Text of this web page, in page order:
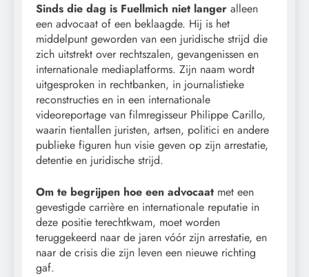
Sinds die dag is Fuellmich niet langer alleen
een advocaat of een beklaagde. Hij is het
middelpunt geworden van een juridische strijd die
zich uitstrekt over rechtszalen, gevangenissen en
internationale mediaplatforms. Zijn naam wordt
uitgesproken in rechtbanken, in journalistieke
reconstructies en in een internationale
videoreportage van filmregisseur Philippe Carillo,
waarin tientallen juristen, artsen, politici en andere
publieke figuren hun visie geven op zijn arrestatie,
detentie en juridische strijd.
Om te begrijpen hoe een advocaat met een
gevestigde carrière en internationale reputatie in
deze positie terechtkwam, moet worden
teruggekeerd naar de jaren vóór zijn arrestatie, en
naar de crisis die zijn leven een nieuwe richting
gaf.